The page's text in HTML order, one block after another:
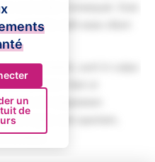
commodo consequat. Duis
voluptate velit esse cillum
non proident, sunt in culpa
est laborum. Sed ut
error sit voluptatem
totam rem aperiam,
veritatis.
un
de